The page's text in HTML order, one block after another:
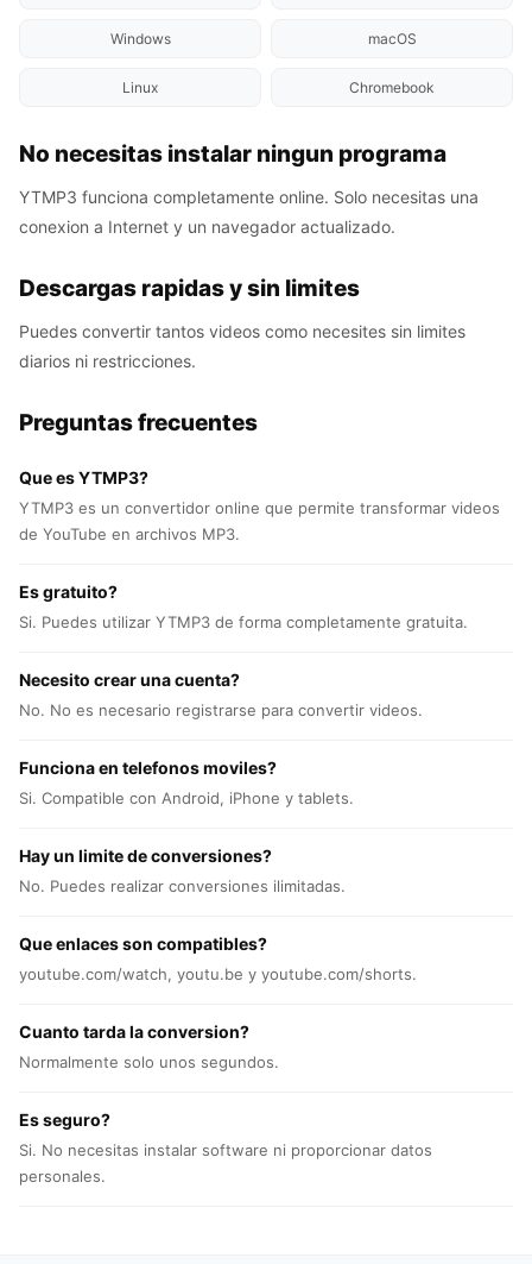
Windows macOS
Linux Chromebook
No necesitas instalar ningun programa
YTMP3 funciona completamente online. Solo necesitas una
conexion a Internet y un navegador actualizado.
Descargas rapidas y sin limites
Puedes convertir tantos videos como necesites sin limites
diarios ni restricciones.
Preguntas frecuentes
Que es YTMP3?
YTMP3 es un convertidor online que permite transformar videos
de YouTube en archivos MP3.
Es gratuito?
Si. Puedes utilizar YTMP3 de forma completamente gratuita.
Necesito crear una cuenta?
No. No es necesario registrarse para convertir videos.
Funciona en telefonos moviles?
Si. Compatible con Android, iPhone y tablets.
Hay un limite de conversiones?
No. Puedes realizar conversiones ilimitadas.
Que enlaces son compatibles?
youtube.com/watch, youtu.be y youtube.com/shorts.
Cuanto tarda la conversion?
Normalmente solo unos segundos.
Es seguro?
Si. No necesitas instalar software ni proporcionar datos
personales.